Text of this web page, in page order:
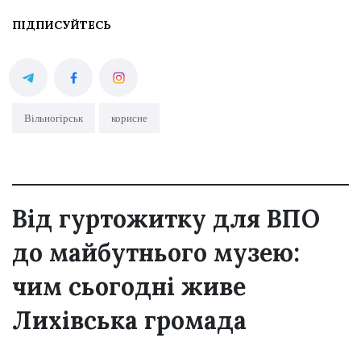
ПІДПИСУЙТЕСЬ
Вільногірськ корисне
Від гуртожитку для ВПО
до майбутнього музею:
чим сьогодні живе
Лихівська громада